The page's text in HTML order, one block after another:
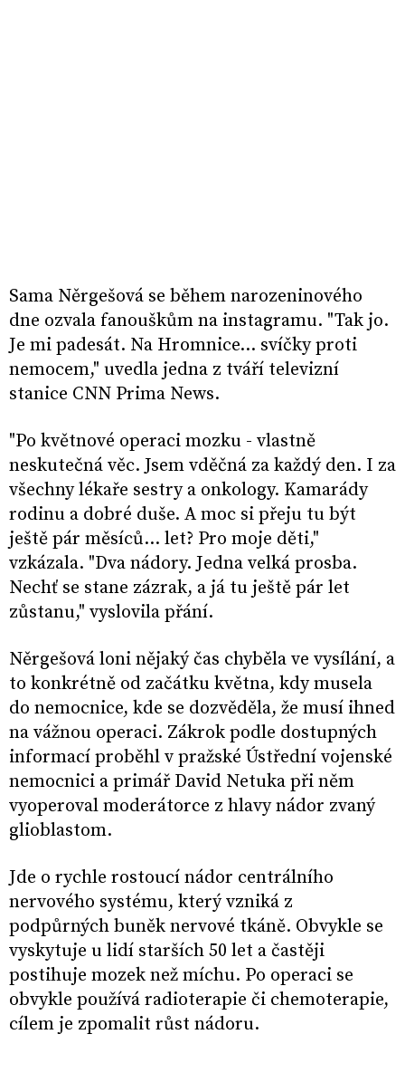
Sama Něrgešová se během narozeninového
dne ozvala fanouškům na instagramu. "Tak jo.
Je mi padesát. Na Hromnice… svíčky proti
nemocem," uvedla jedna z tváří televizní
stanice CNN Prima News.
"Po květnové operaci mozku - vlastně
neskutečná věc. Jsem vděčná za každý den. I za
všechny lékaře sestry a onkology. Kamarády
rodinu a dobré duše. A moc si přeju tu být
ještě pár měsíců… let? Pro moje děti,"
vzkázala. "Dva nádory. Jedna velká prosba.
Nechť se stane zázrak, a já tu ještě pár let
zůstanu," vyslovila přání.
Něrgešová loni nějaký čas chyběla ve vysílání, a
to konkrétně od začátku května, kdy musela
do nemocnice, kde se dozvěděla, že musí ihned
na vážnou operaci. Zákrok podle dostupných
informací proběhl v pražské Ústřední vojenské
nemocnici a primář David Netuka při něm
vyoperoval moderátorce z hlavy nádor zvaný
glioblastom.
Jde o rychle rostoucí nádor centrálního
nervového systému, který vzniká z
podpůrných buněk nervové tkáně. Obvykle se
vyskytuje u lidí starších 50 let a častěji
postihuje mozek než míchu. Po operaci se
obvykle používá radioterapie či chemoterapie,
cílem je zpomalit růst nádoru.